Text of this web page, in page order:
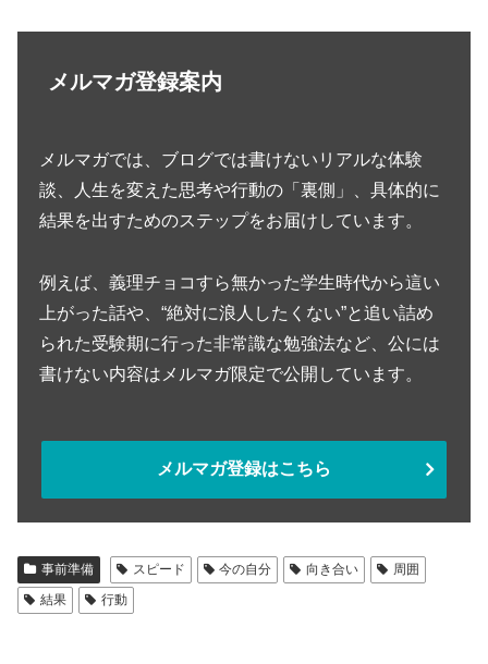
メルマガ登録案内
メルマガでは、ブログでは書けないリアルな体験
談、人生を変えた思考や行動の「裏側」、具体的に
結果を出すためのステップをお届けしています。
例えば、義理チョコすら無かった学生時代から這い
上がった話や、“絶対に浪人したくない”と追い詰め
られた受験期に行った非常識な勉強法など、公には
書けない内容はメルマガ限定で公開しています。
メルマガ登録はこちら
事前準備 スピード 今の自分 向き合い
周囲
結果
行動